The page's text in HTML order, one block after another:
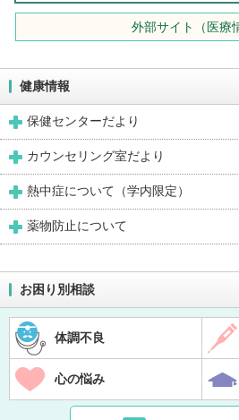
外部サイト（医療
健康情報
保健センターだより
カウンセリング室だより
熱中症について（学内限定）
薬物防止について
お困り別相談
体調不良
心の悩み